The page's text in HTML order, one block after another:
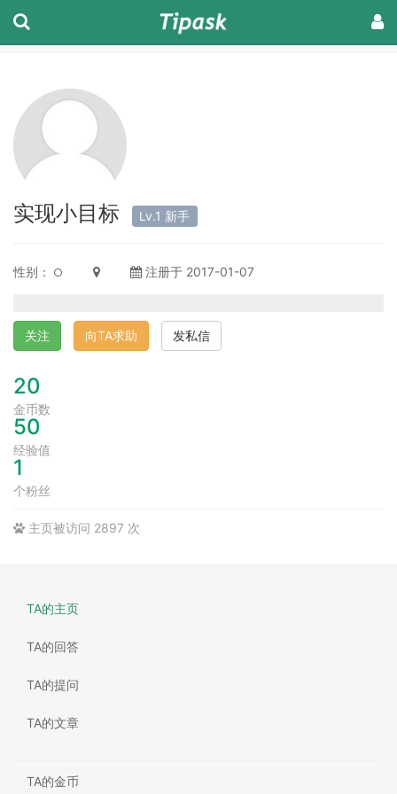
实现小目标 Lv.1 新手
性别： 注册于 2017-01-07
关注 向TA求助 发私信
20
金币数
50
经验值
1
个粉丝
主页被访问 2897 次
TA的主页
TA的回答
TA的提问
TA的文章
TA的金币